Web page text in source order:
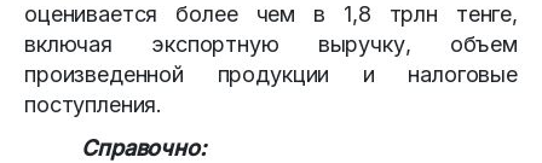
оценивается более чем в 1,8 трлн тенге,
включая экспортную выручку, объем
произведенной продукции и налоговые
поступления.
Справочно: